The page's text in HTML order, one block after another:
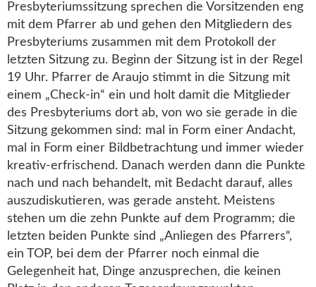
Presbyteriumssitzung sprechen die Vorsitzenden eng
mit dem Pfarrer ab und gehen den Mitgliedern des
Presbyteriums zusammen mit dem Protokoll der
letzten Sitzung zu. Beginn der Sitzung ist in der Regel
19 Uhr. Pfarrer de Araujo stimmt in die Sitzung mit
einem „Check-in“ ein und holt damit die Mitglieder
des Presbyteriums dort ab, von wo sie gerade in die
Sitzung gekommen sind: mal in Form einer Andacht,
mal in Form einer Bildbetrachtung und immer wieder
kreativ-erfrischend. Danach werden dann die Punkte
nach und nach behandelt, mit Bedacht darauf, alles
auszudiskutieren, was gerade ansteht. Meistens
stehen um die zehn Punkte auf dem Programm; die
letzten beiden Punkte sind „Anliegen des Pfarrers“,
ein TOP, bei dem der Pfarrer noch einmal die
Gelegenheit hat, Dinge anzusprechen, die keinen